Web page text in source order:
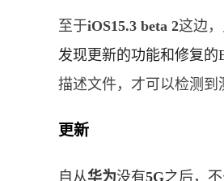
至于iOS15.3 beta 2这边
发现更新的功能和修复的
描述文件，才可以检测到
更新
自从华为没有5G之后，